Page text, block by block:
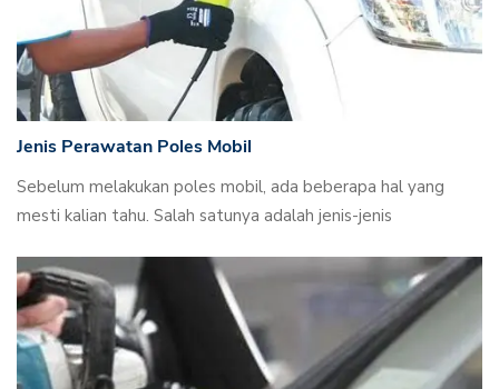
Jenis Perawatan Poles Mobil
Sebelum melakukan poles mobil, ada beberapa hal yang
mesti kalian tahu. Salah satunya adalah jenis-jenis